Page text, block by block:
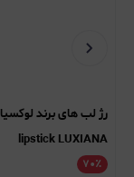
lipstick LUXIANA
۷۰٪